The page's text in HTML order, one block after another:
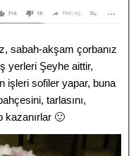
sabah-akşam çorbanız
yerleri Şeyhe aittir,
işleri sofiler yapar, buna
tarlasını,
kazanırlar 🙂